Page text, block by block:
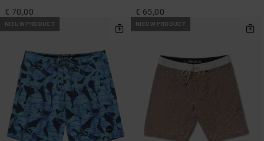
€ 70,00 € 65,00
NIEUW PRODUCT NIEUW PRODUCT